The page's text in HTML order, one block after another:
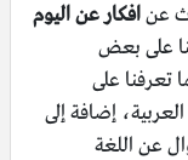
عنافكار عن اليوم
على بعض
تعرفنا على
إضافة إلى
عن اللغة